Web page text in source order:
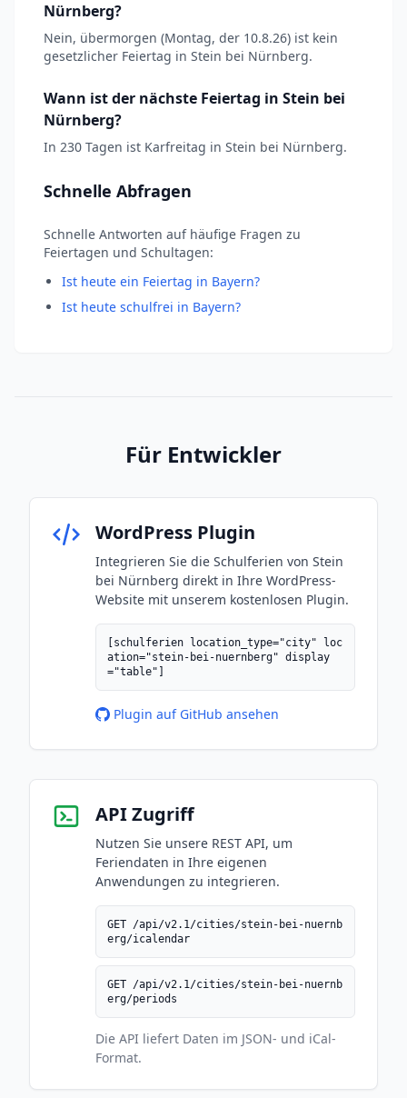
Nürnberg?
Nein, übermorgen (Montag, der 10.8.26) ist kein
gesetzlicher Feiertag in Stein bei Nürnberg.
Wann ist der nächste Feiertag in Stein bei
Nürnberg?
In 230 Tagen ist Karfreitag in Stein bei Nürnberg.
Schnelle Abfragen
Schnelle Antworten auf häufige Fragen zu
Feiertagen und Schultagen:
Ist heute ein Feiertag in Bayern?
Ist heute schulfrei in Bayern?
Für Entwickler
WordPress Plugin
Integrieren Sie die Schulferien von Stein
bei Nürnberg direkt in Ihre WordPress-
Website mit unserem kostenlosen Plugin.
[schulferien location_type="city" loc
ation="stein-bei-nuernberg" display
="table"]
Plugin auf GitHub ansehen
API Zugriff
Nutzen Sie unsere REST API, um
Feriendaten in Ihre eigenen
Anwendungen zu integrieren.
GET /api/v2.1/cities/stein-bei-nuernb
erg/icalendar
GET /api/v2.1/cities/stein-bei-nuernb
erg/periods
Die API liefert Daten im JSON- und iCal-
Format.